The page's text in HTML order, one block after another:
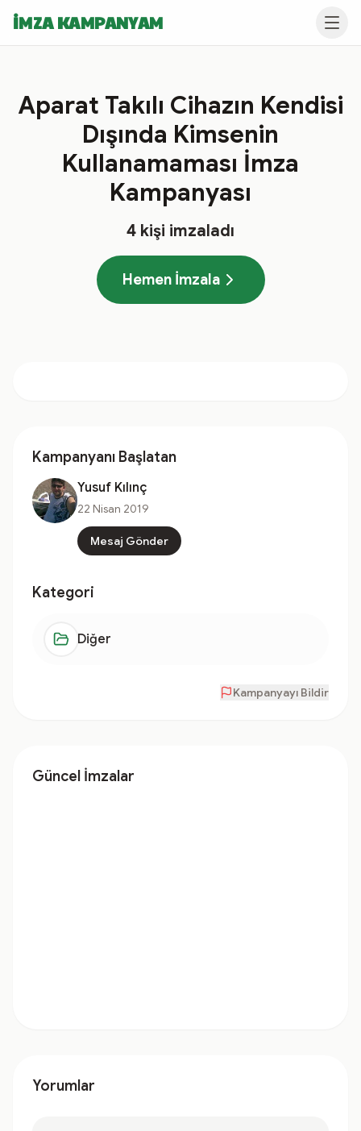
İMZA KAMPANYAM
Aparat Takılı Cihazın Kendisi
Dışında Kimsenin
Kullanamaması İmza
Kampanyası
4 kişi imzaladı
Hemen İmzala
Kampanyanı Başlatan
Yusuf Kılınç
22 Nisan 2019
Mesaj Gönder
Kategori
Diğer
Kampanyayı Bildir
Güncel İmzalar
Yorumlar